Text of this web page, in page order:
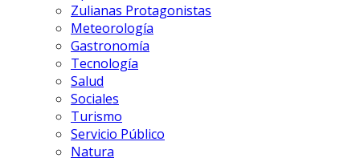
Zulianas Protagonistas
Meteorología
Gastronomía
Tecnología
Salud
Sociales
Turismo
Servicio Público
Natura